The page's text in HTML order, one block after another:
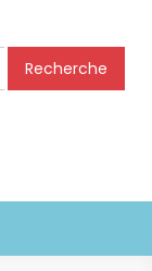
Recherche